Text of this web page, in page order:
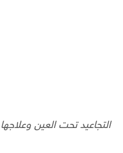
التجاعيد تحت العين وعلاجها